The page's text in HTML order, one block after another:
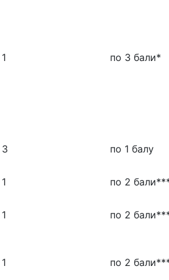
1 по 3 бали*
3 по 1 балу
1 по 2
1 по 2
1 по 2